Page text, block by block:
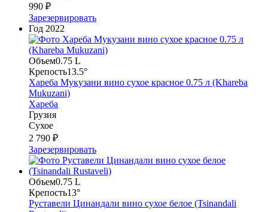
990 ₽
Зарезервировать
Год 2022
Объем0.75 L
Крепость13.5°
Хареба Мукузани вино сухое красное 0.75 л (Khareba
Mukuzani)
Хареба
Грузия
Сухое
2 790 ₽
Зарезервировать
Объем0.75 L
Крепость13°
Руставели Цинандали вино сухое белое (Tsinandali